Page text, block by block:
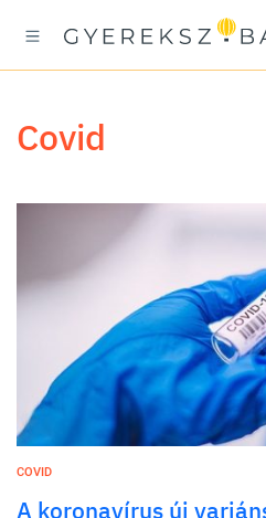
covid
COVID
A koronavírus új